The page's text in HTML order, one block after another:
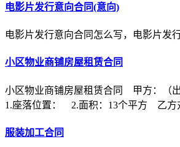
电影片发行意向合同(意向)
电影片发行意向合同怎么写，电影片发
小区物业商铺房屋租赁合同
小区物业商铺房屋租赁合同 甲方：（
1.座落位置： 2.面积：13个平方 乙方
服装加工合同